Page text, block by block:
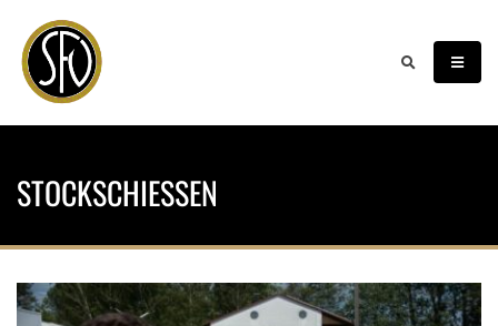
STOCKSCHIESSEN